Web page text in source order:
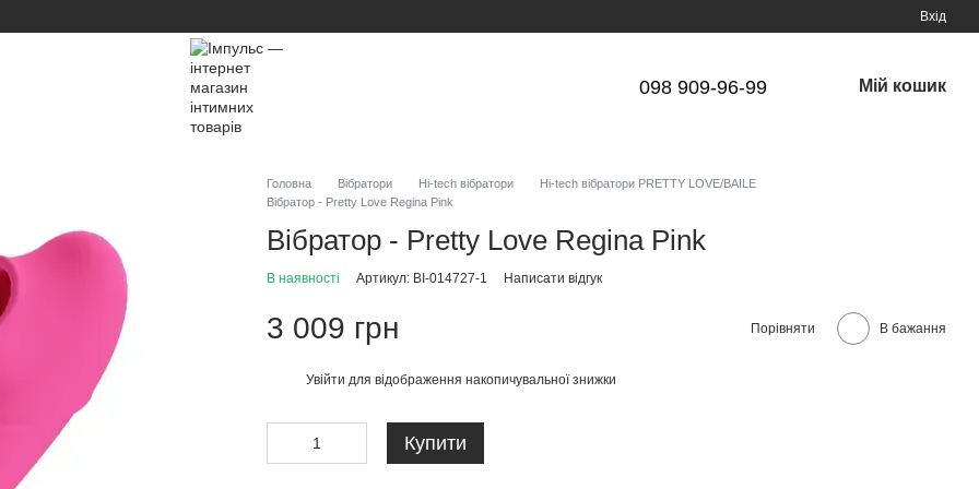
Вхід
098 909-96-99 Мій кошик
Головна Вібратори Hi-tech вібратори
Hi-tech вібратори PRETTY LOVE/BAILE
Вібратор - Pretty Love Regina Pink
Вібратор - Pretty Love Regina Pink
В наявності Артикул: BI-014727-1 Написати відгук
3 009 грн Порівняти В бажання
Увійти для відображення накопичувальної знижки
Купити